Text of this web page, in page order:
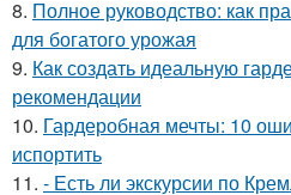
8. Полное руководство: как
для богатого урожая
9. Как создать идеальную
рекомендации
10. Гардеробная мечты: 10
испортить
11. - Есть ли экскурсии по